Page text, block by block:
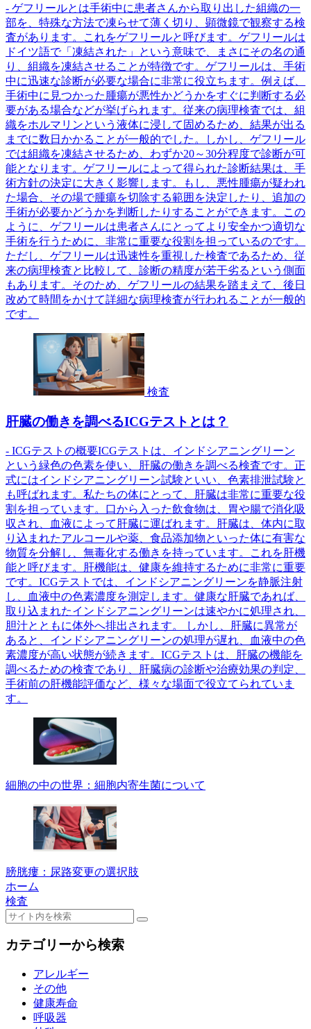
- ゲフリールとは手術中に患者さんから取り出した組織の一
部を、特殊な方法で凍らせて薄く切り、顕微鏡で観察する検
査があります。これをゲフリールと呼びます。ゲフリールは
ドイツ語で「凍結された」という意味で、まさにその名の通
り、組織を凍結させることが特徴です。ゲフリールは、手術
中に迅速な診断が必要な場合に非常に役立ちます。例えば、
手術中に見つかった腫瘍が悪性かどうかをすぐに判断する必
要がある場合などが挙げられます。従来の病理検査では、組
織をホルマリンという液体に浸して固めるため、結果が出る
までに数日かかることが一般的でした。しかし、ゲフリール
では組織を凍結させるため、わずか20～30分程度で診断が可
能となります。ゲフリールによって得られた診断結果は、手
術方針の決定に大きく影響します。もし、悪性腫瘍が疑われ
た場合、その場で腫瘍を切除する範囲を決定したり、追加の
手術が必要かどうかを判断したりすることができます。この
ように、ゲフリールは患者さんにとってより安全かつ適切な
手術を行うために、非常に重要な役割を担っているのです。
ただし、ゲフリールは迅速性を重視した検査であるため、従
来の病理検査と比較して、診断の精度が若干劣るという側面
もあります。そのため、ゲフリールの結果を踏まえて、後日
改めて時間をかけて詳細な病理検査が行われることが一般的
です。
検査
肝臓の働きを調べるICGテストとは？
- ICGテストの概要ICGテストは、インドシアニングリーン
という緑色の色素を使い、肝臓の働きを調べる検査です。正
式にはインドシアニングリーン試験といい、色素排泄試験と
も呼ばれます。私たちの体にとって、肝臓は非常に重要な役
割を担っています。口から入った飲食物は、胃や腸で消化吸
収され、血液によって肝臓に運ばれます。肝臓は、体内に取
り込まれたアルコールや薬、食品添加物といった体に有害な
物質を分解し、無毒化する働きを持っています。これを肝機
能と呼びます。肝機能は、健康を維持するために非常に重要
です。ICGテストでは、インドシアニングリーンを静脈注射
し、血液中の色素濃度を測定します。健康な肝臓であれば、
取り込まれたインドシアニングリーンは速やかに処理され、
胆汁とともに体外へ排出されます。 しかし、肝臓に異常が
あると、インドシアニングリーンの処理が遅れ、血液中の色
素濃度が高い状態が続きます。ICGテストは、肝臓の機能を
調べるための検査であり、肝臓病の診断や治療効果の判定、
手術前の肝機能評価など、様々な場面で役立てられていま
す。
細胞の中の世界：細胞内寄生菌について
膀胱瘻：尿路変更の選択肢
ホーム
検査
カテゴリーから検索
アレルギー
その他
健康寿命
呼吸器